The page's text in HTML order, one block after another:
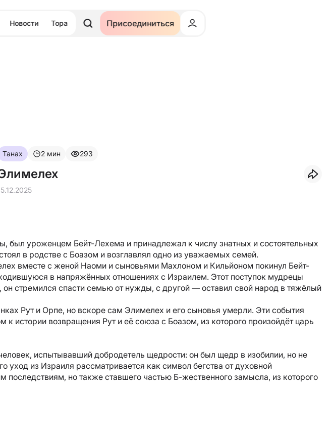
Новости Тора Присоединиться
Танах 2 мин 293
был уроженцем Бейт-Лехема и принадлежал к числу знатных и состоятельных
в родстве с Боазом и возглавлял одно из уважаемых семей.
вместе с женой Наоми и сыновьями Махлоном и Кильйоном покинул Бейт-
в напряжённых отношениях с Израилем. Этот поступок мудрецы
он стремился спасти семью от нужды, с другой — оставил свой народ в тяжёлый
Рут и Орпе, но вскоре сам Элимелех и его сыновья умерли. Эти события
истории возвращения Рут и её союза с Боазом, из которого произойдёт царь
испытывавший добродетель щедрости: он был щедр в изобилии, но не
из Израиля рассматривается как символ бегства от духовной
последствиям, но также ставшего частью Б-жественного замысла, из которого